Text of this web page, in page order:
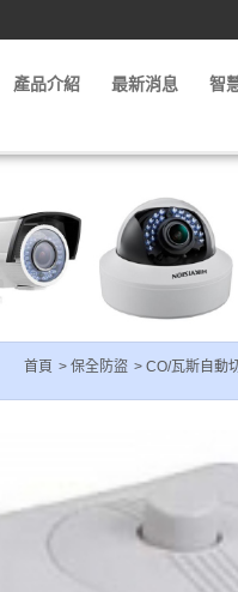
產品介紹 最新消息 智
首頁 保全防盜 CO/瓦斯自動